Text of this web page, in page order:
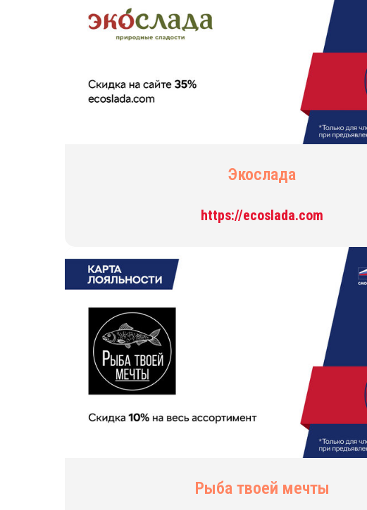
Экослада
https://ecoslada.com
Рыба твоей мечты